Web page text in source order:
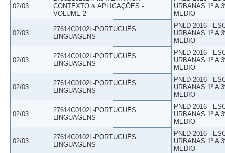
02/03
CONTEXTO & APLICAÇÕES -
VOLUME 2
URBANAS 1º A
MEDIO
02/03
27614C0102L-PORTUGUÊS
LINGUAGENS
PNLD 2016 -
URBANAS 1º A
MEDIO
02/03
27614C0102L-PORTUGUÊS
LINGUAGENS
PNLD 2016 -
URBANAS 1º A
MEDIO
02/03
27614C0102L-PORTUGUÊS
LINGUAGENS
PNLD 2016 -
URBANAS 1º A
MEDIO
02/03
27614C0102L-PORTUGUÊS
LINGUAGENS
PNLD 2016 -
URBANAS 1º A
MEDIO
02/03
27614C0102L-PORTUGUÊS
LINGUAGENS
PNLD 2016 -
URBANAS 1º A
MEDIO